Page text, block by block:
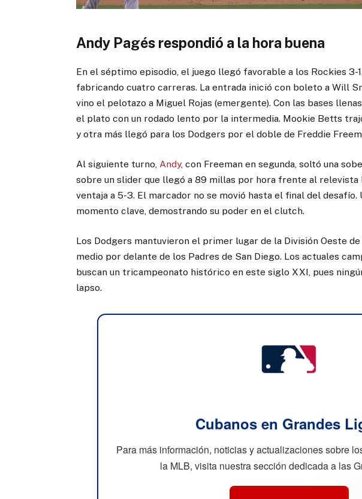
Andy Pagés respondió a la hora buena
En el séptimo episodio, el juego llegó favorable a los Rockies
fabricando cuatro carreras. La entrada inició con boleto a Will
vino el pelotazo a Miguel Rojas (emergente). Con las bases
el plato con un rodado lento por la intermedia. Mookie Betts
y otra más llegó para los Dodgers por el doble de Freddie
Al siguiente turno,Andy, con Freeman en segunda, soltó una
sobre un slider que llegó a 89 millas por hora frente al
ventaja a 5-3. El marcador no se movió hasta el final del desafío.
momento clave, demostrando su poder en el clutch.
Los Dodgers mantuvieron el primer lugar de la División Oeste
medio por delante de los Padres de San Diego. Los actuales
buscan un tricampeonato histórico en este siglo XXI, pues
lapso.
Cubanos en Grandes
Para más información, noticias y actualizaciones sobre
la MLB, visita nuestra sección dedicada a las